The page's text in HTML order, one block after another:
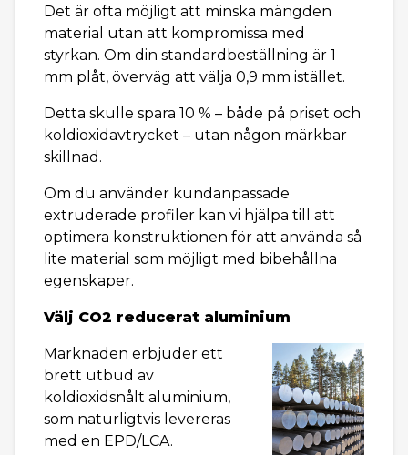
Det är ofta möjligt att minska mängden
material utan att kompromissa med
styrkan. Om din standardbeställning är 1
mm plåt, överväg att välja 0,9 mm istället.
Detta skulle spara 10 % – både på priset och
koldioxidavtrycket – utan någon märkbar
skillnad.
Om du använder kundanpassade
extruderade profiler kan vi hjälpa till att
optimera konstruktionen för att använda så
lite material som möjligt med bibehållna
egenskaper.
Välj CO2 reducerat aluminium
Marknaden erbjuder ett
brett utbud av
koldioxidsnålt aluminium,
som naturligtvis levereras
med en EPD/LCA.